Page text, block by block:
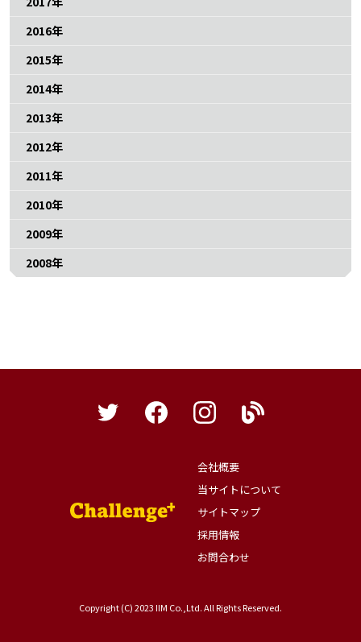
2016年
2015年
2014年
2013年
2012年
2011年
2010年
2009年
2008年
会社概要
当サイトについて
サイトマップ
採用情報
お問合わせ
Copyright (C) 2023 IIM Co.,Ltd. All Rights Reserved.